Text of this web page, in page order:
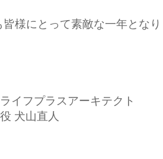
皆様にとって素敵な一年とな
イフプラスアーキテクト
犬山直人